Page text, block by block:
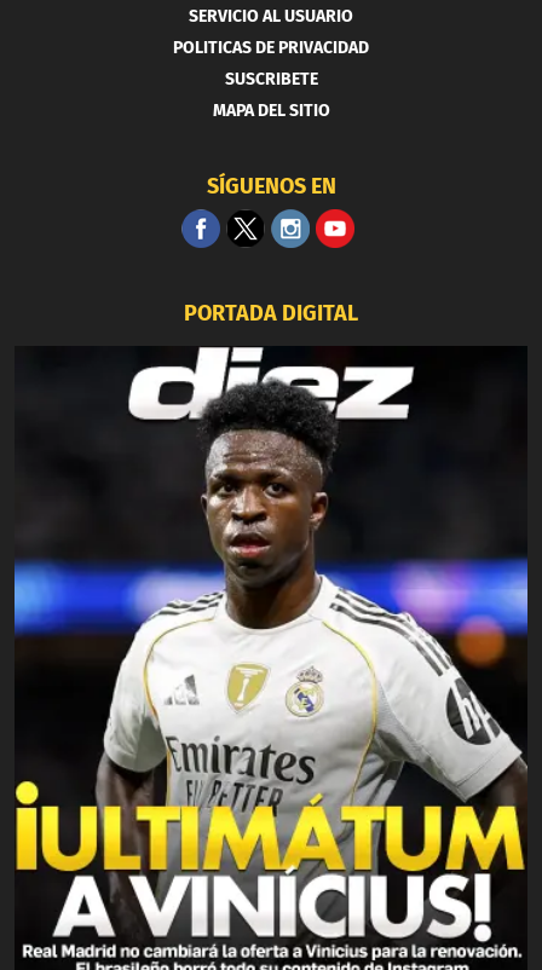
SERVICIO AL USUARIO
POLITICAS DE PRIVACIDAD
SUSCRIBETE
MAPA DEL SITIO
SÍGUENOS EN
PORTADA DIGITAL